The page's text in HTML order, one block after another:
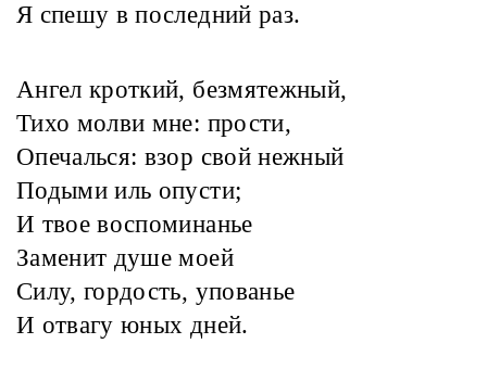
Я спешу в последний раз.
Ангел кроткий, безмятежный,
Тихо молви мне: прости,
Опечалься: взор свой нежный
Подыми иль опусти;
И твое воспоминанье
Заменит душе моей
Силу, гордость, упованье
И отвагу юных дней.